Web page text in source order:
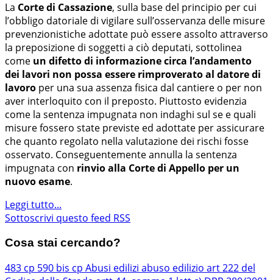
La Corte di Cassazione, sulla base del principio per cui
l’obbligo datoriale di vigilare sull’osservanza delle misure
prevenzionistiche adottate può essere assolto attraverso
la preposizione di soggetti a ciò deputati, sottolinea
come un difetto di informazione circa l’andamento
dei lavori non possa essere rimproverato al datore di
lavoro per una sua assenza fisica dal cantiere o per non
aver interloquito con il preposto. Piuttosto evidenzia
come la sentenza impugnata non indaghi sul se e quali
misure fossero state previste ed adottate per assicurare
che quanto regolato nella valutazione dei rischi fosse
osservato. Conseguentemente annulla la sentenza
impugnata con rinvio alla Corte di Appello per un
nuovo esame.
Leggi tutto...
Sottoscrivi questo feed RSS
Cosa stai cercando?
483 cp 590 bis cp Abusi edilizi abuso edilizio art 222 del